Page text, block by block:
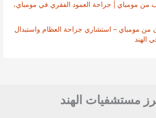
من مومباي | جراحة العمود الفقري في مومباي،
من مومباي – استشاري جراحة العظام واستبدال
الهند
مستشفيات الهند